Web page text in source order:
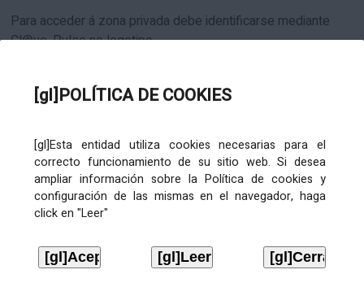
[gl]POLÍTICA DE COOKIES
[gl]Esta entidad utiliza cookies necesarias para el
correcto funcionamiento de su sitio web. Si desea
ampliar información sobre la Política de cookies y
configuración de las mismas en el navegador, haga
click en "Leer"
CARTAFOL CIDADÁN
Para acceder á zona privada debe identificarse mediante
Cl@ve. Pulse no logotipo